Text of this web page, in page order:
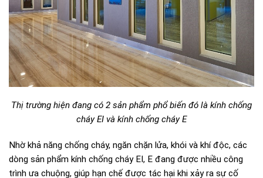
Thị trường hiện đang có 2 sản phẩm phổ biến đó là kính chống
cháy EI và kính chống cháy E
Nhờ khả năng chống cháy, ngăn chặn lửa, khói và khí độc, các
dòng sản phẩm kính chống cháy EI, E đang được nhiều công
trình ưa chuộng, giúp hạn chế được tác hại khi xảy ra sự cố